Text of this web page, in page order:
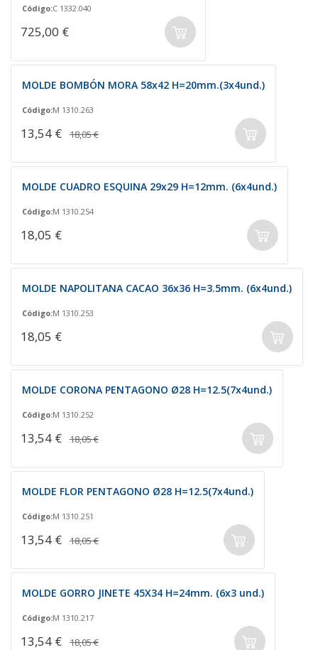
Código:C 1332.040
725,00 €
MOLDE BOMBÓN MORA 58x42 H=20mm.(3x4und.)
Código:M 1310.263
13,54 € 18,05 €
MOLDE CUADRO ESQUINA 29x29 H=12mm. (6x4und.)
Código:M 1310.254
18,05 €
MOLDE NAPOLITANA CACAO 36x36 H=3.5mm. (6x4und.)
Código:M 1310.253
18,05 €
MOLDE CORONA PENTAGONO Ø28 H=12.5(7x4und.)
Código:M 1310.252
13,54 € 18,05 €
MOLDE FLOR PENTAGONO Ø28 H=12.5(7x4und.)
Código:M 1310.251
13,54 € 18,05 €
MOLDE GORRO JINETE 45X34 H=24mm. (6x3 und.)
Código:M 1310.217
13,54 € 18,05 €